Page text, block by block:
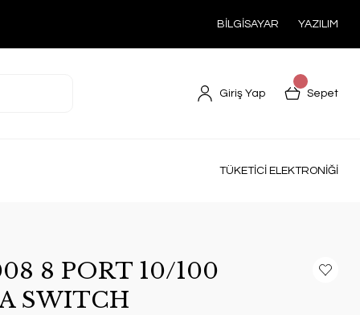
BİLGİSAYAR YAZILIM
Giriş Yap Sepet
TÜKETİCİ ELEKTRONİĞİ
8 PORT 10/100
SWITCH